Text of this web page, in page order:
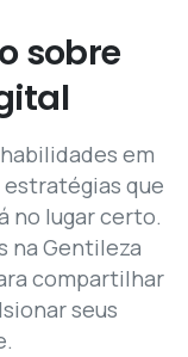
sobre
em
que
no lugar certo.
na Gentileza
compartilhar
seus